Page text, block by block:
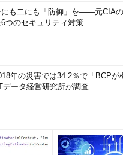
にも二にも「防御」を――元CIA
6つのセキュリティ対策
年の災害では34.2％で「BCPが
データ経営研究所が調査